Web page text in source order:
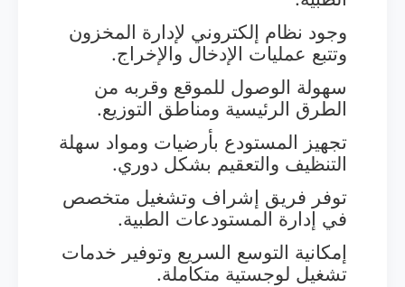
وجود نظام إلكتروني لإدارة المخزون
وتتبع عمليات الإدخال والإخراج.
سهولة الوصول للموقع وقربه من
الطرق الرئيسية ومناطق التوزيع.
تجهيز المستودع بأرضيات ومواد سهلة
التنظيف والتعقيم بشكل دوري.
توفر فريق إشراف وتشغيل متخصص
في إدارة المستودعات الطبية.
إمكانية التوسع السريع وتوفير خدمات
تشغيل لوجستية متكاملة.